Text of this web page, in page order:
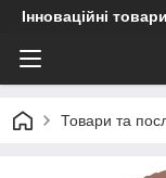
Інноваційні товари
Товари та